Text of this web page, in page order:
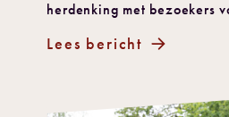
herdenking met bezoekers
Lees bericht